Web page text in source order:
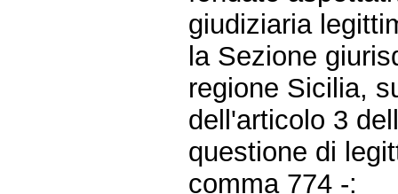
giudiziaria
la Sezione
regione Sicilia,
dell'articolo 3
questione di
comma 774 -: